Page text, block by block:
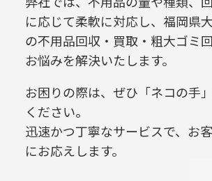
に応じて柔軟に対応し、 福岡県
の不用品回収・買取・粗大ゴミ
お悩みを解決いたします。
お困りの際は、ぜひ「ネコの手
ください。
迅速かつ丁寧なサービスで、お
にお応えします。